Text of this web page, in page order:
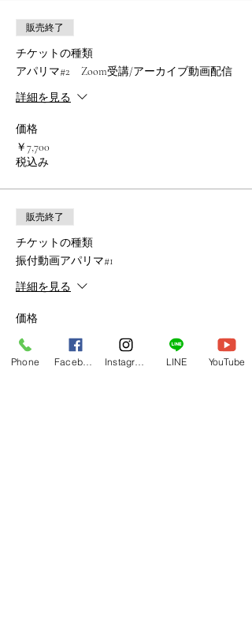
販売終了
チケットの種類
アパリマ#2 Zoom受講/アーカイブ動画配信
詳細を見る
価格
￥7,700
税込み
販売終了
チケットの種類
振付動画アパリマ#1
詳細を見る
価格
￥3,300
税込み
Phone LINE YouTube